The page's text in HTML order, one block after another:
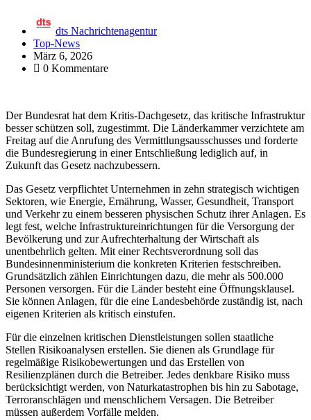
dts Nachrichtenagentur
Top-News
März 6, 2026
0 Kommentare
Der Bundesrat hat dem Kritis-Dachgesetz, das kritische Infrastruktur
besser schützen soll, zugestimmt. Die Länderkammer verzichtete am
Freitag auf die Anrufung des Vermittlungsausschusses und forderte
die Bundesregierung in einer Entschließung lediglich auf, in
Zukunft das Gesetz nachzubessern.
Das Gesetz verpflichtet Unternehmen in zehn strategisch wichtigen
Sektoren, wie Energie, Ernährung, Wasser, Gesundheit, Transport
und Verkehr zu einem besseren physischen Schutz ihrer Anlagen. Es
legt fest, welche Infrastruktureinrichtungen für die Versorgung der
Bevölkerung und zur Aufrechterhaltung der Wirtschaft als
unentbehrlich gelten. Mit einer Rechtsverordnung soll das
Bundesinnenministerium die konkreten Kriterien festschreiben.
Grundsätzlich zählen Einrichtungen dazu, die mehr als 500.000
Personen versorgen. Für die Länder besteht eine Öffnungsklausel.
Sie können Anlagen, für die eine Landesbehörde zuständig ist, nach
eigenen Kriterien als kritisch einstufen.
Für die einzelnen kritischen Dienstleistungen sollen staatliche
Stellen Risikoanalysen erstellen. Sie dienen als Grundlage für
regelmäßige Risikobewertungen und das Erstellen von
Resilienzplänen durch die Betreiber. Jedes denkbare Risiko muss
berücksichtigt werden, von Naturkatastrophen bis hin zu Sabotage,
Terroranschlägen und menschlichem Versagen. Die Betreiber
müssen außerdem Vorfälle melden.